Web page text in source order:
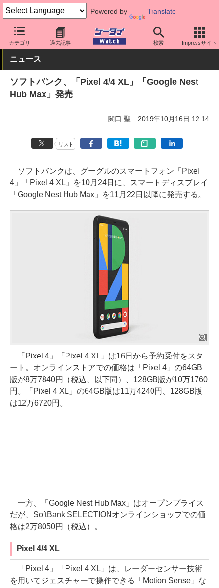
Powered by Translate
カテゴリ 過去記事 検索 Impressサイト
ケータイ Watch キャリア ソフトバンク スマホ・ケータイ
ニュース
ソフトバンク、「Pixel 4/4 XL」「Google Nest
Hub Max」発売
関口 聖 2019年10月16日 12:14
リスト
ソフトバンクは、グーグルのスマートフォン「Pixel
4」「Pixel 4 XL」を10月24日に、スマートディスプレイ
「Google Nest Hub Max」を11月22日以降に発売する。
「Pixel 4」「Pixel 4 XL」は16日から予約受付をスタ
ート。オンラインストアでの価格は「Pixel 4」の64GB
版が8万7840円（税込、以下同）、128GB版が10万1760
円。「Pixel 4 XL」の64GB版は11万4240円、128GB版
は12万6720円。
一方、「Google Nest Hub Max」はオープンプライス
だが、SoftBank SELECTIONオンラインショップでの価
格は2万8050円（税込）。
Pixel 4/4 XL
「Pixel 4」「Pixel 4 XL」は、レーダーセンサー技術
を用いてジェスチャーで操作できる「Motion Sense」な